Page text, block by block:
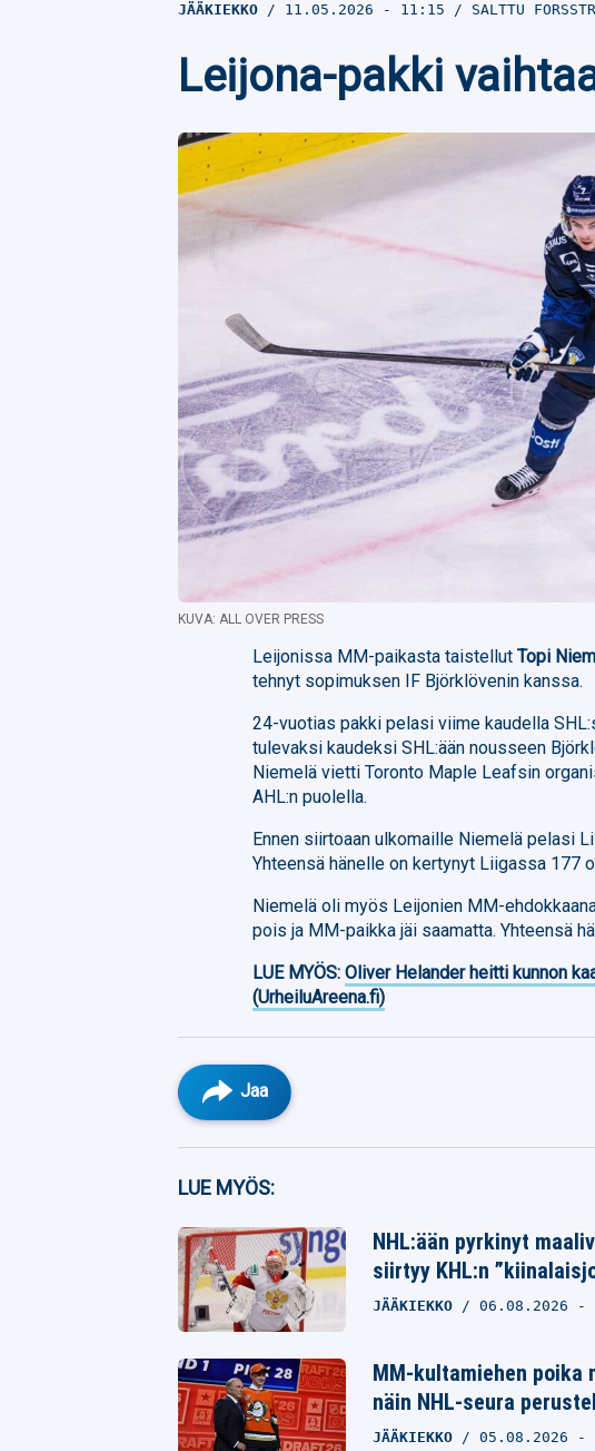
JÄÄKIEKKO 11.05.2026 - 11:15 SALTTU
Leijona-pakki
KUVA: ALL OVER PRESS
Leijonissa MM-paikasta taistellutTopi
tehnyt sopimuksen IF Björklövenin kanssa.
24-vuotias pakki pelasi viime kaudella
tulevaksi kaudeksi SHL:ään nousseen
Niemelä vietti Toronto Maple Leafsin
AHL:n puolella.
Ennen siirtoaan ulkomaille Niemelä pelasi
Yhteensä hänelle on kertynyt Liigassa 177
Niemelä oli myös Leijonien MM-
pois ja MM-paikka jäi saamatta. Yhteensä
LUE MYÖS:Oliver Helander heitti kunnon
(UrheiluAreena.fi)
Jaa
Facebook
Twitter
Whatsapp
LUE MYÖS:
NHL:ään pyrkinyt
siirtyy KHL:n
JÄÄKIEKKO 06.08.2026 -
MM-kultamiehen poika
näin NHL-seura
JÄÄKIEKKO 05.08.2026 -